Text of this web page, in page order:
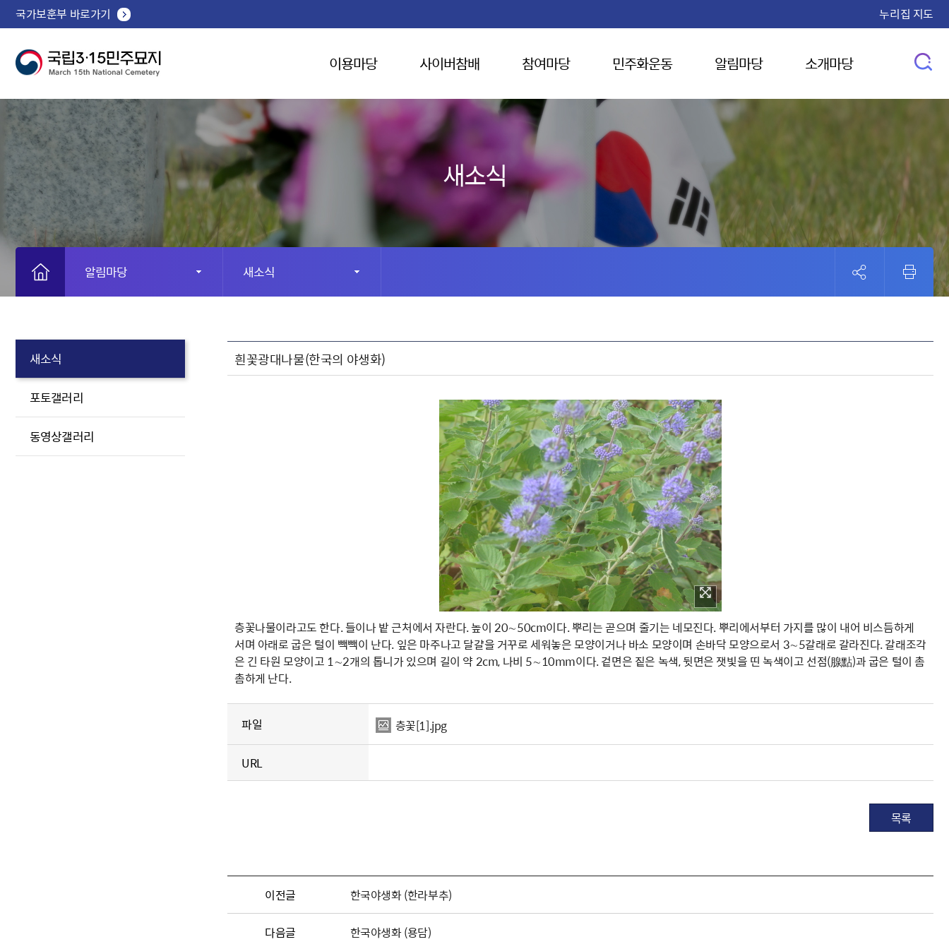
국가보훈부 바로가기 누리집 지도
이용마당 사이버참배 참여마당 민주화운동 알림마당 소개마당
새소식
알림마당 새소식
새소식
포토갤러리
동영상갤러리
흰꽃광대나물(한국의 야생화)
층꽃나물이라고도 한다. 들이나 밭 근처에서 자란다. 높이 20∼50cm이다. 뿌리는 곧으며 줄기는 네모진다. 뿌리에서부터 가지를 많이 내어 비스듬하게
서며 아래로 굽은 털이 빽빽이 난다. 잎은 마주나고 달걀을 거꾸로 세워놓은 모양이거나 바소 모양이며 손바닥 모양으로서 3∼5갈래로 갈라진다. 갈래조각
은 긴 타원 모양이고 1∼2개의 톱니가 있으며 길이 약 2cm, 나비 5∼10mm이다. 겉면은 짙은 녹색, 뒷면은 잿빛을 띤 녹색이고 선점(腺點)과 굽은 털이 촘
촘하게 난다.
파일 층꽃[1].jpg
URL
목록
이전글 한국야생화 (한라부추)
다음글 한국야생화 (용담)